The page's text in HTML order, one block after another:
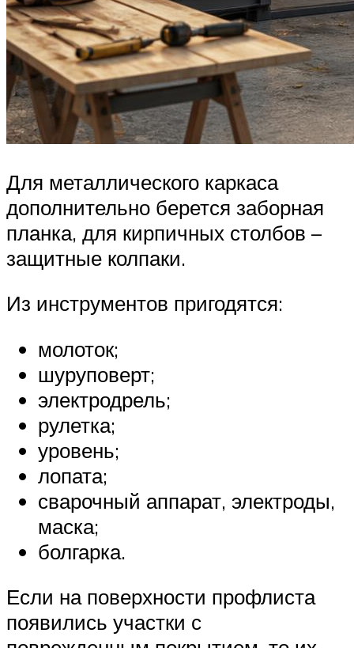
Для металлического каркаса
дополнительно берется заборная
планка, для кирпичных столбов –
защитные колпаки.
Из инструментов пригодятся:
молоток;
шуруповерт;
электродрель;
рулетка;
уровень;
лопата;
сварочный аппарат, электроды,
маска;
болгарка.
Если на поверхности профлиста
появились участки с